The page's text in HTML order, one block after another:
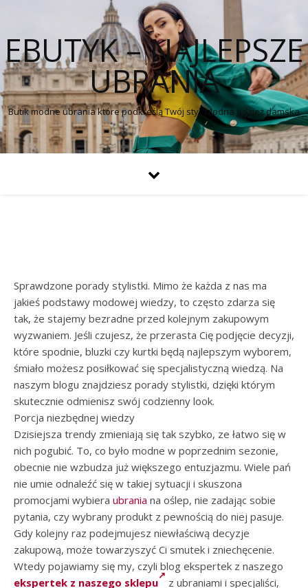
EBUTYK – NAJLEPSZE
UBRANIA
Butik modne ubrania które podkreślą Twój styl. Modna odzież damska
Sprawdzone porady stylistki. Mimo że każda z nas ma
jakieś podstawy modowej wiedzy, to często zdarza się
tak, że stajemy bezradne przed kolejnym zakupowym
wyzwaniem. Jeśli czujesz, że przerasta Cię podjęcie decyzji,
które spodnie, bluzki czy kurtki będą najlepszym wyborem,
śmiało możesz posiłkować się specjalistyczną wiedzą. Na
naszym blogu znajdziesz porady stylistki, dzięki którym
skutecznie odmienisz swój codzienny look.
Porcja niezbędnej wiedzy
Dzisiejsza trendy zmieniają się tak szybko, ze łatwo się w
nich pogubić. To, co było modne w poprzednim sezonie,
obecnie nie wzbudza już większego entuzjazmu. Wiele pań
nie umie odnaleźć się w takiej sytuacji i skuszona
promocjami wybiera ubrania na oślep, nie zadając sobie
pytania, czy wybrany produkt z pewnością do niej pasuje.
Gdy kolejny raz podejmujesz niewłaściwą decyzje
zakupową, może towarzyszyć Ci smutek i zniechęcenie.
Wtedy pojawiamy się my, czyli blog ekspertek z naszego
ekspertek z naszego sklepu
z ubraniami i specjaliści,